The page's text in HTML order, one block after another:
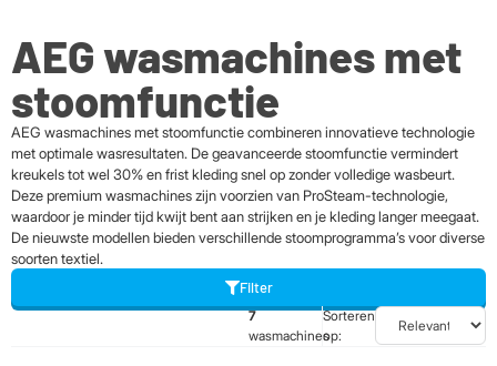
AEG wasmachines met
stoomfunctie
AEG wasmachines met stoomfunctie combineren innovatieve technologie
met optimale wasresultaten. De geavanceerde stoomfunctie vermindert
kreukels tot wel 30% en frist kleding snel op zonder volledige wasbeurt.
Deze premium wasmachines zijn voorzien van ProSteam-technologie,
waardoor je minder tijd kwijt bent aan strijken en je kleding langer meegaat.
De nieuwste modellen bieden verschillende stoomprogramma’s voor diverse
soorten textiel.
Filter
7
wasmachines
Sorteren
op: